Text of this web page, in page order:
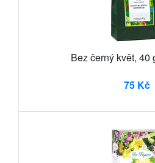
Bez černý květ, 40
75 Kč